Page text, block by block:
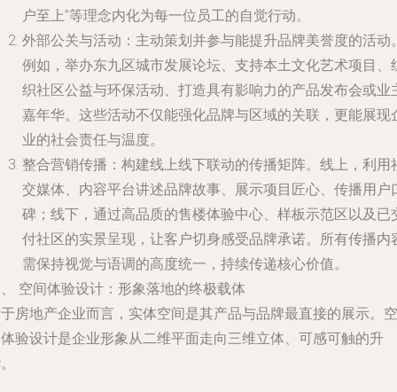
户至上”等理念内化为每一位员工的自觉行动。
外部公关与活动 ：主动策划并参与能提升品牌美誉度的活动
例如，举办东九区城市发展论坛、支持本土文化艺术项目、
织社区公益与环保活动、打造具有影响力的产品发布会或业
嘉年华。这些活动不仅能强化品牌与区域的关联，更能展现
业的社会责任与温度。
整合营销传播 ：构建线上线下联动的传播矩阵。线上，利用
交媒体、内容平台讲述品牌故事、展示项目匠心、传播用户
碑；线下，通过高品质的售楼体验中心、样板示范区以及已
付社区的实景呈现，让客户切身感受品牌承诺。所有传播内
需保持视觉与语调的高度统一，持续传递核心价值。
空间体验设计：形象落地的终极载体
房地产企业而言，实体空间是其产品与品牌最直接的展示。空
验设计是企业形象从二维平面走向三维立体、可感可触的升